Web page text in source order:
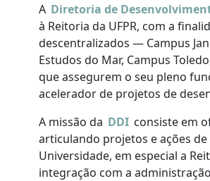
A Diretoria de
à Reitoria da UFPR, com a
descentralizados — Campus
Estudos do Mar, Campus
que assegurem o seu pleno
acelerador de projetos de
A missão da DDI consiste em
articulando projetos e ações
Universidade, em especial a
integração com a